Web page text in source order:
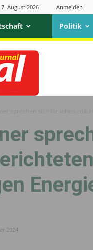
7. August 2026 Anmelden
Politik
2024